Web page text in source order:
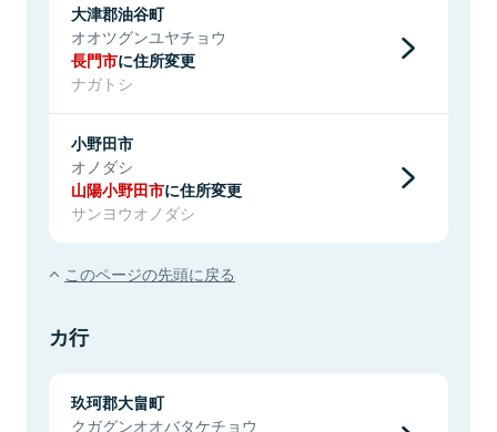
大津郡油谷町
オオツグンユヤチョウ
長門市に住所変更
ナガトシ
小野田市
オノダシ
山陽小野田市に住所変更
サンヨウオノダシ
このページの先頭に戻る
カ行
玖珂郡大畠町
クガグンオオバタケチョウ